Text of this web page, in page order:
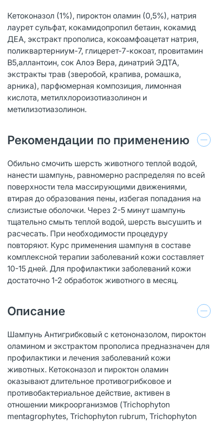
Кетоконазол (1%), пироктон оламин (0,5%), натрия
лаурет сульфат, кокамидопропил бетаин, кокамид
ДЕА, экстракт прополиса, кокоамфоацетат натрия,
поликвартерниум-7, глицерет-7-кокоат, провитамин
В5,аллантоин, сок Алоэ Вера, динатрий ЭДТА,
экстракты трав (зверобой, крапива, ромашка,
арника), парфюмерная композиция, лимонная
кислота, метилхлороизотиазолинон и
метилизотиазолинон.
Рекомендации по применению
Обильно смочить шерсть животного теплой водой,
нанести шампунь, равномерно распределяя по всей
поверхности тела массирующими движениями,
втирая до образования пены, избегая попадания на
слизистые оболочки. Через 2-5 минут шампунь
тщательно смыть теплой водой, шерсть высушить и
расчесать. При необходимости процедуру
повторяют. Курс применения шампуня в составе
комплексной терапии заболеваний кожи составляет
10-15 дней. Для профилактики заболеваний кожи
достаточно 1-2 обработок животного в месяц.
Описание
Шампунь Антигрибковый с кетононазолом, пироктон
оламином и экстрактом прополиса предназначен для
профилактики и лечения заболеваний кожи
животных. Кетоконазол и пироктон оламин
оказывают длительное противогрибковое и
противобактериальное действие, активен в
отношении микроорганизмов (Trichophyton
mentagrophytes, Trichophyton rubrum, Trichophyton